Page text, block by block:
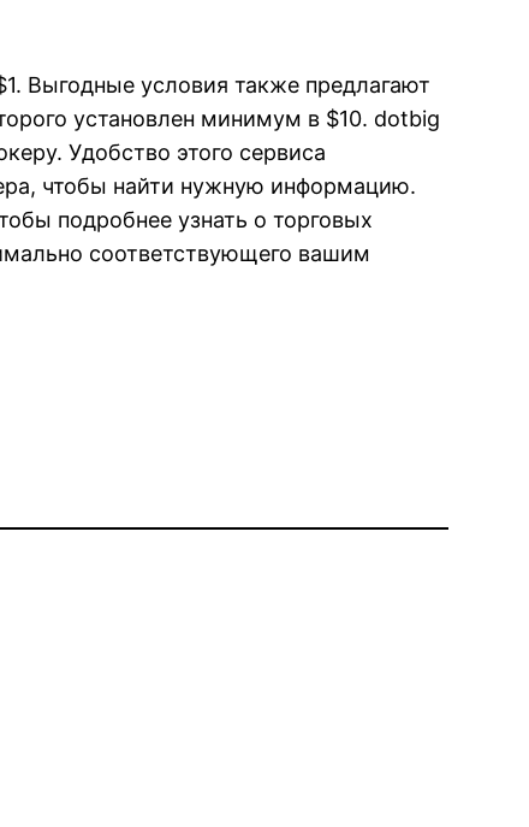
Выгодные условия также предлагают
установлен минимум в $10. dotbig
Удобство этого сервиса
чтобы найти нужную информацию.
подробнее узнать о торговых
соответствующего вашим